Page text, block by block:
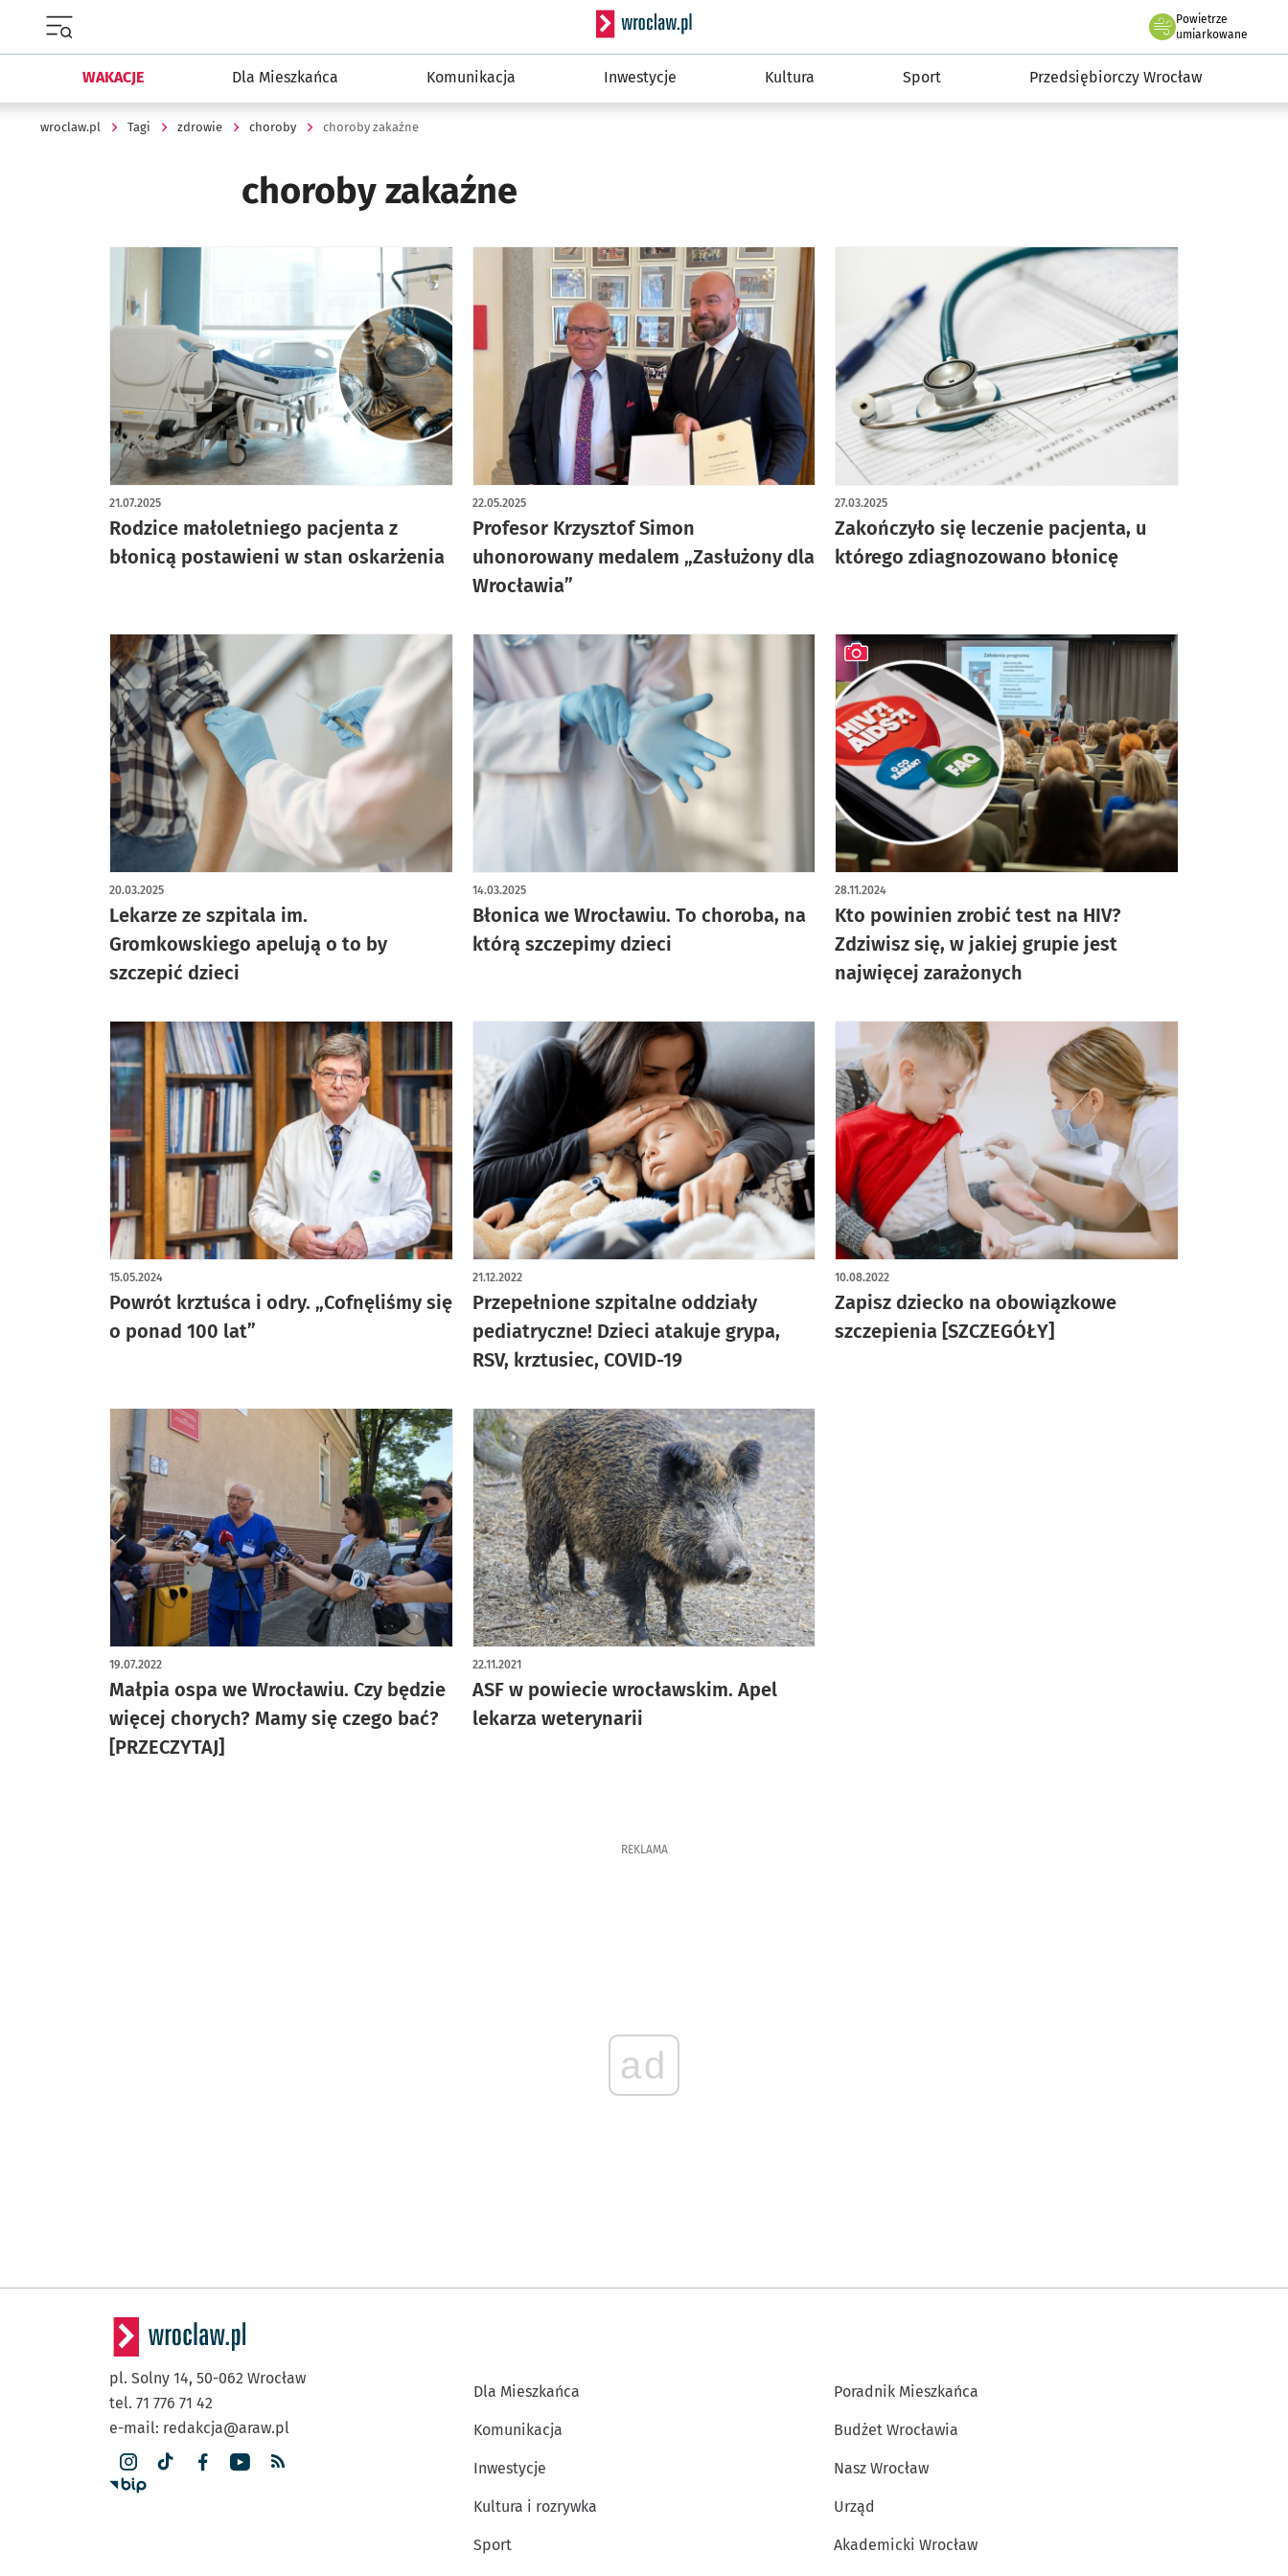
Serwis informacyjny wroclaw.pl
Powietrze
we Wrocławiu
umiarkowane
WAKACJE Dla Mieszkańca Komunikacja Inwestycje Kultura Sport Przedsiębiorczy Wrocław
wroclaw.pl Tagi zdrowie choroby choroby zakaźne
choroby zakaźne
Rodzice małoletniego pacjenta z
błonicą postawieni w stan oskarżenia
21.07.2025
Profesor Krzysztof Simon
uhonorowany medalem „Zasłużony dla
Wrocławia”
22.05.2025
Zakończyło się leczenie pacjenta, u
którego zdiagnozowano błonicę
27.03.2025
Lekarze ze szpitala im.
Gromkowskiego apelują o to by
szczepić dzieci
20.03.2025
Błonica we Wrocławiu. To choroba, na
którą szczepimy dzieci
14.03.2025
Kto powinien zrobić test na HIV?
Zdziwisz się, w jakiej grupie jest
najwięcej zarażonych
28.11.2024
artykuł z galerią zdjęć
Powrót krztuśca i odry. „Cofnęliśmy się
o ponad 100 lat”
15.05.2024
Przepełnione szpitalne oddziały
pediatryczne! Dzieci atakuje grypa,
RSV, krztusiec, COVID-19
21.12.2022
Zapisz dziecko na obowiązkowe
szczepienia [SZCZEGÓŁY]
10.08.2022
Małpia ospa we Wrocławiu. Czy będzie
więcej chorych? Mamy się czego bać?
[PRZECZYTAJ]
19.07.2022
ASF w powiecie wrocławskim. Apel
lekarza weterynarii
22.11.2021
REKLAMA
ad
pl. Solny 14, 50-062 Wrocław
tel. 71 776 71 42
e-mail: redakcja@araw.pl
Dla Mieszkańca
Komunikacja
Inwestycje
Kultura i rozrywka
Sport
Poradnik Mieszkańca
Budżet Wrocławia
Nasz Wrocław
Urząd
Akademicki Wrocław